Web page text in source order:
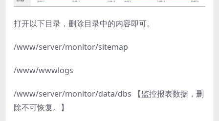
打开以下目录，删除目录中的内容即可。
/www/server/monitor/sitemap
/www/wwwlogs
/www/server/monitor/data/dbs 【监控报表数据，删
除不可恢复。】